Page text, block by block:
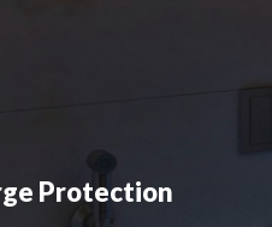
Protection